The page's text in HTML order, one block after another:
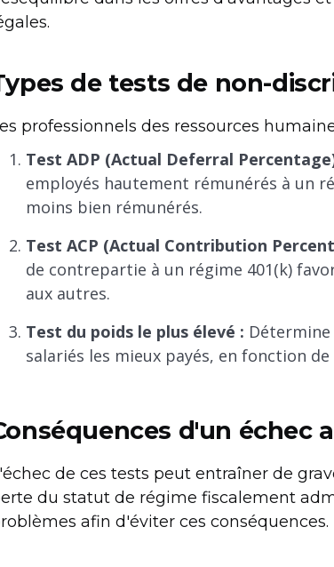
de tests de non-
professionnels des ressources
Test ADP (Actual Deferral
employés hautement rémunérés à un
moins bien rémunérés.
Test ACP (Actual Contribution
de contrepartie à un régime 401(k)
aux autres.
Test du poids le plus élevé :
salariés les mieux payés, en fonction
d'un échec
de ces tests peut entraîner de
du statut de régime fiscalement
afin d'éviter ces conséquences.